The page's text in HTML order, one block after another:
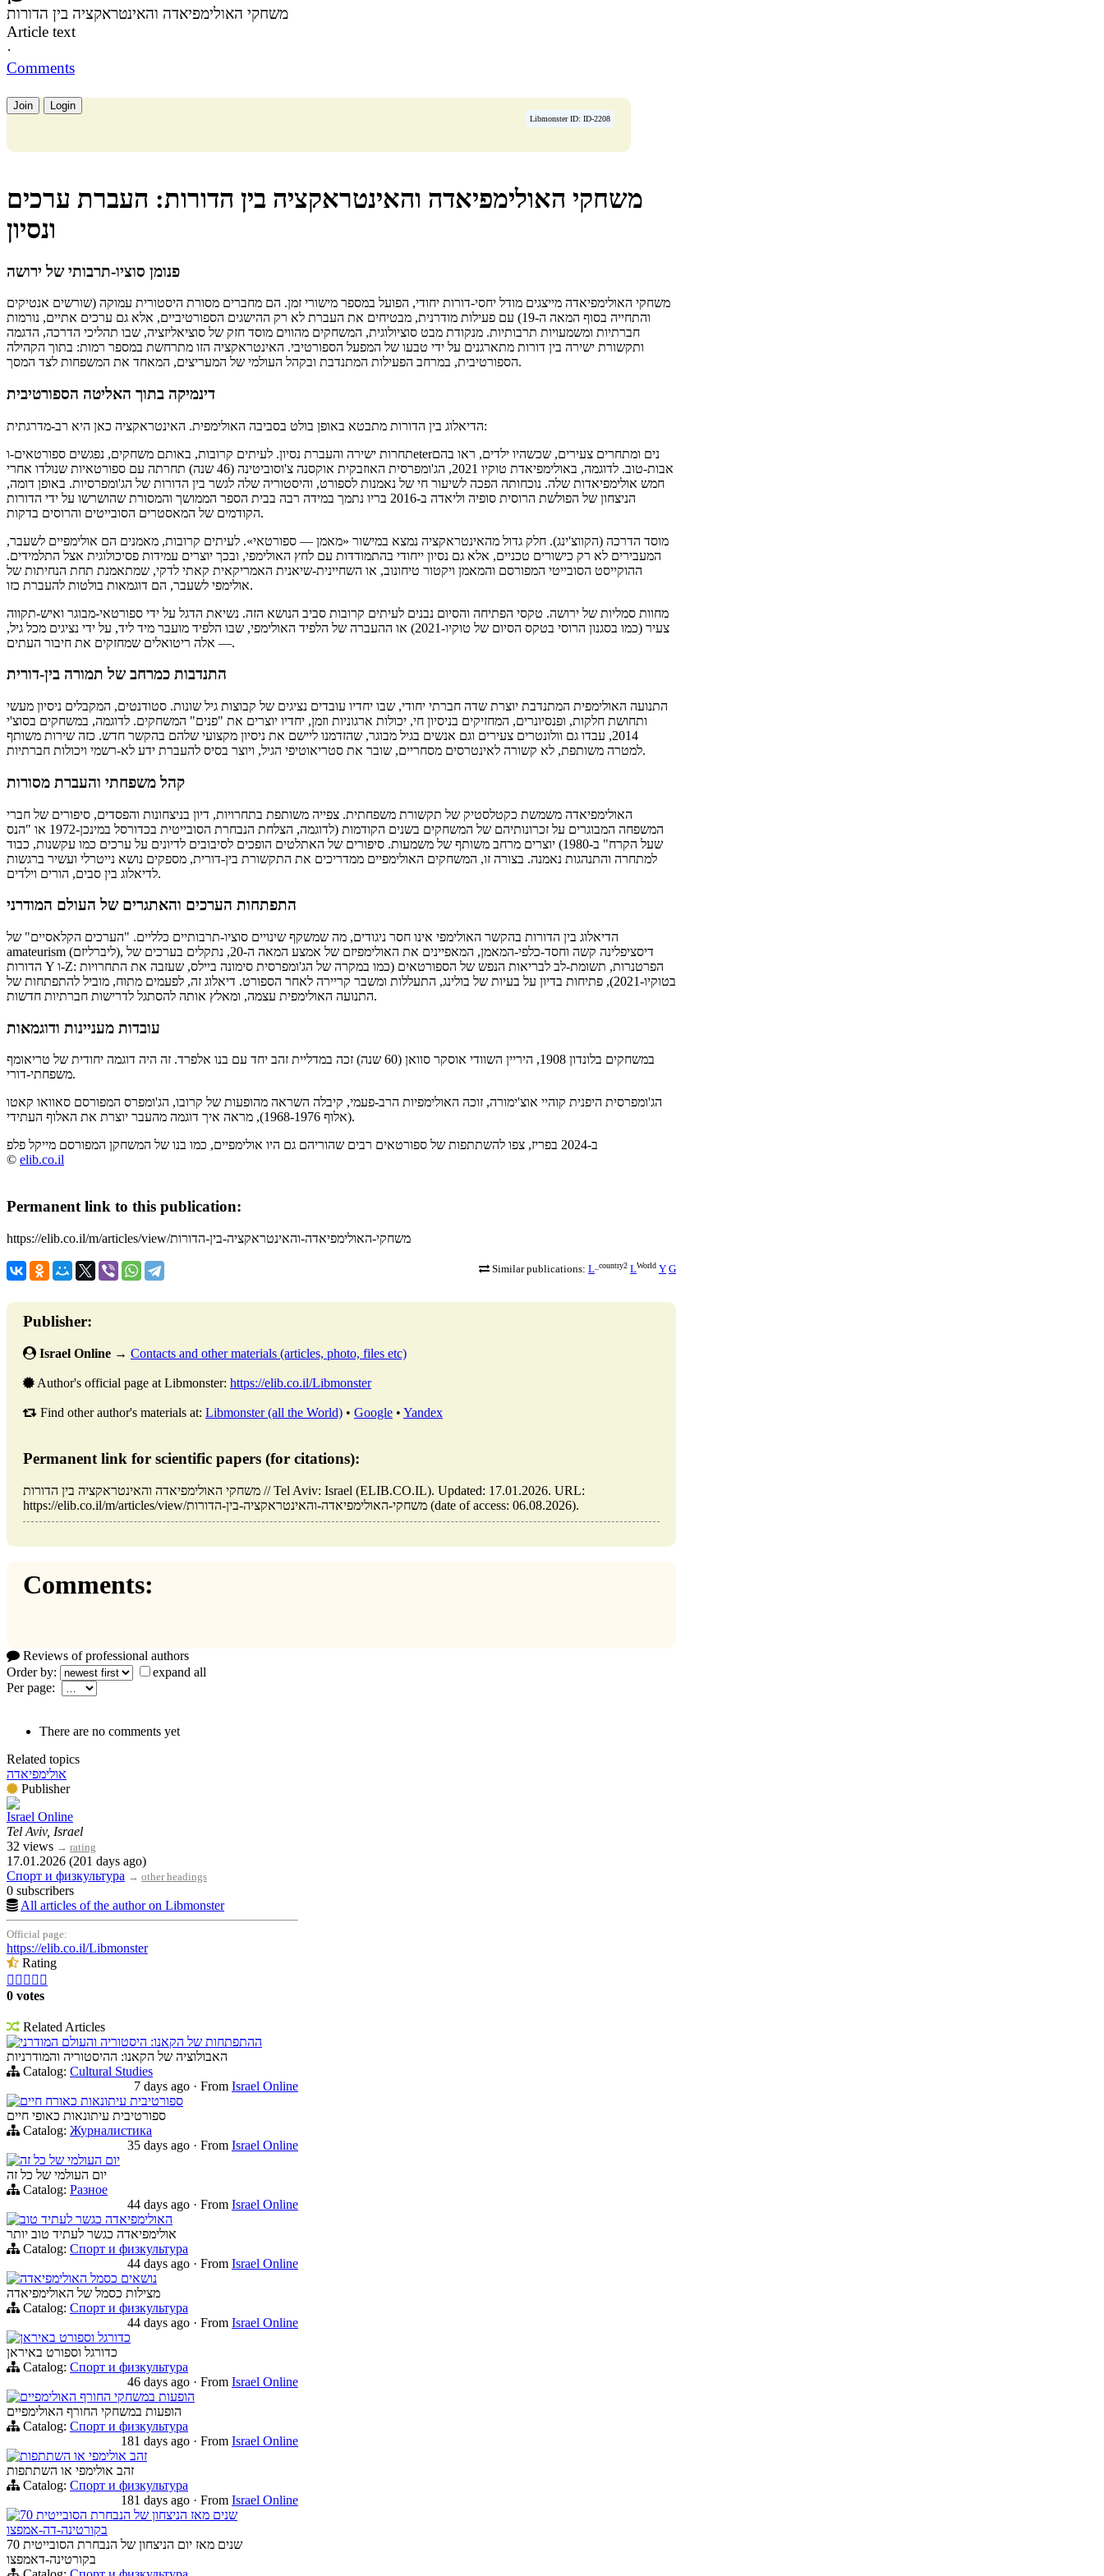
משחקי האולימפיאדה והאינטראקציה בין הדורות
Article text
·
Comments
Join Login
Libmonster ID: ID-2208
משחקי האולימפיאדה והאינטראקציה בין הדורות: העברת ערכים
ונסיון
פנומן סוציו-תרבותי של ירושה
משחקי האולימפיאדה מייצגים מודל יחסי-דורות יחודי, הפועל במספר מישורי זמן. הם מחברים מסורת היסטורית עמוקה (שורשים אנטיקים
והתחייה בסוף המאה ה-19) עם פעילות מודרנית, מבטיחים את העברת לא רק ההישגים הספורטיביים, אלא גם ערכים אתיים, נורמות
חברתיות ומשמעויות תרבותיות. מנקודת מבט סוציולוגית, המשחקים מהווים מוסד חזק של סוציאליזציה, שבו תהליכי הדרכה, הדגמה
ותקשורת ישירה בין דורות מתארגנים על ידי טבעו של המפעל הספורטיבי. האינטראקציה הזו מתרחשת במספר רמות: בתוך הקהילה
הספורטיבית, במרחב הפעילות המתנדבת ובקהל העולמי של המעריצים, המאחד את המשפחות לצד המסך.
דינמיקה בתוך האליטה הספורטיבית
הדיאלוג בין הדורות מתבטא באופן בולט בסביבה האולימפית. האינטראקציה כאן היא רב-מדרגתית:
תחרות ישירה והעברת נסיון. לעיתים קרובות, באותם משחקים, נפגשים ספורטאים-וeterנים ומתחרים צעירים, שכשהיו ילדים, ראו בהם
אבות-טוב. לדוגמה, באולימפיאדת טוקיו 2021, הג'ומפרסית האוזבקית אוקסנה צ'וסוביטינה (46 שנה) תחרתה עם ספורטאיות שנולדו אחרי
חמש אולימפיאדות שלה. נוכחותה הפכה לשיעור חי של נאמנות לספורט, והיסטוריה שלה לגשר בין הדורות של הג'ומפרסיות. באופן דומה,
הניצחון של הפולשת הרוסית סופיה וליאדה ב-2016 בריו נתמך במידה רבה בבית הספר הממושך והמסורת שהושרשו על ידי הדורות
הקודמים של המאסטרים הסובייטים והרוסים בדקות.
מוסד הדרכה (הקווצ'ינג). חלק גדול מהאינטראקציה נמצא במישור «מאמן — ספורטאי». לעיתים קרובות, מאמנים הם אולימפיים לשעבר,
המעבירים לא רק כישורים טכניים, אלא גם נסיון ייחודי בהתמודדות עם לחץ האולימפי, ובכך יוצרים עמידות פסיכולוגית אצל התלמידים.
ההוקייסט הסובייטי המפורסם והמאמן ויקטור טיחונוב, או השחיינית-שיאנית האמריקאית קאתי לדקי, שמתאמנת תחת הנחיתות של
אולימפי לשעבר, הם דוגמאות בולטות להעברת כזו.
מחוות סמליות של ירושה. טקסי הפתיחה והסיום נבנים לעיתים קרובות סביב הנושא הזה. נשיאת הדגל על ידי ספורטאי-מבוגר ואיש-תקווה
צעיר (כמו בסגנון הרוסי בטקס הסיום של טוקיו-2021) או ההעברה של הלפיד האולימפי, שבו הלפיד מועבר מיד ליד, על ידי נציגים מכל גיל,
— אלה ריטואלים שמחזקים את חיבור העתים.
התנדבות כמרחב של תמורה בין-דורית
התנועה האולימפית המתנדבת יוצרת שדה חברתי יחודי, שבו יחדיו עובדים נציגים של קבוצות גיל שונות. סטודנטים, המקבלים ניסיון מעשי
ותחושת חלקות, ופנסיונרים, המחזיקים בניסיון חי, יכולות ארגוניות וזמן, יחדיו יוצרים את "פנים" המשחקים. לדוגמה, במשחקים בסוצ'י
2014, עבדו גם וולונטרים צעירים וגם אנשים בגיל מבוגר, שהזדמנו ליישם את ניסיון מקצועי שלהם בהקשר חדש. כזה שירות משותף
למטרה משותפת, לא קשורה לאינטרסים מסחריים, שובר את סטריאוטיפי הגיל, ויוצר בסיס להעברת ידע לא-רשמי ויכולות חברתיות.
קהל משפחתי והעברת מסורות
האולימפיאדה משמשת כקטלסטיק של תקשורת משפחתית. צפייה משותפת בתחרויות, דיון בניצחונות והפסדים, סיפורים של חברי
המשפחה המבוגרים על זכרונותיהם של המשחקים בשנים הקודמות (לדוגמה, הצלחת הנבחרת הסובייטית בכדורסל במינכן-1972 או "הנס
שעל הקרח" ב-1980) יוצרים מרחב משותף של משמעות. סיפורים של האתלטים הופכים לסיבובים לדיונים על ערכים כמו עקשנות, כבוד
למתחרה והתנהגות נאמנה. בצורה זו, המשחקים האולימפיים ממדריכים את התקשורת בין-דורית, מספקים נושא נייטרלי ועשיר ברגשות
לדיאלוג בין סבים, הורים וילדים.
התפתחות הערכים והאתגרים של העולם המודרני
הדיאלוג בין הדורות בהקשר האולימפי אינו חסר ניגודים, מה שמשקף שינויים סוציו-תרבותיים כלליים. "הערכים הקלאסיים" של
amateurism (ליברליזם), דיסציפלינה קשה וחסד-כלפי-המאמן, המאפיינים את האולימפיזם של אמצע המאה ה-20, נתקלים בערכים של
הדורות Y ו-Z: הפרטנרות, תשומת-לב לבריאות הנפש של הספורטאים (כמו במקרה של הג'ומפרסית סימונה ביילס, שעזבה את התחרויות
בטוקיו-2021), פתיחות בדיון על בעיות של בולינג, התעללות ומשבר קריירה לאחר הספורט. דיאלוג זה, לפעמים מתוח, מוביל להתפתחות של
התנועה האולימפית עצמה, ומאלץ אותה להסתגל לדרישות חברתיות חדשות.
עובדות מעניינות ודוגמאות
במשחקים בלונדון 1908, היריין השוודי אוסקר סוואן (60 שנה) זכה במדליית זהב יחד עם בנו אלפרד. זה היה דוגמה יחודית של טריאומף
משפחתי-דורי.
הג'ומפרסית היפנית קוהיי אוצ'ימורה, זוכה האולימפיות הרב-פעמי, קיבלה השראה מהופעות של קרובו, הג'ומפרס המפורסם סאוואו קאטו
(אלוף 1968-1976), מראה איך דוגמה מהעבר יוצרת את האלוף העתידי.
ב-2024 בפריז, צפו להשתתפות של ספורטאים רבים שהוריהם גם היו אולימפיים, כמו בנו של המשחקן המפורסם מייקל פלפ
© elib.co.il
Permanent link to this publication:
https://elib.co.il/m/articles/view/משחקי-האולימפיאדה-והאינטראקציה-בין-הדורות
Similar publications: L _country2 LWorld Y G
Publisher:
Israel Online → Contacts and other materials (articles, photo, files etc)
Author's official page at Libmonster: https://elib.co.il/Libmonster
Find other author's materials at: Libmonster (all the World) • Google • Yandex
Permanent link for scientific papers (for citations):
משחקי האולימפיאדה והאינטראקציה בין הדורות // Tel Aviv: Israel (ELIB.CO.IL). Updated: 17.01.2026. URL:
https://elib.co.il/m/articles/view/משחקי-האולימפיאדה-והאינטראקציה-בין-הדורות (date of access: 06.08.2026).
Comments:
Reviews of professional authors
Order by:
expand all
Per page:
There are no comments yet
Related topics
אולימפיאדה
Publisher
Israel Online
Tel Aviv, Israel
32 views → rating
17.01.2026 (201 days ago)
Спорт и физкультура → other headings
0 subscribers
All articles of the author on Libmonster
Official page:
https://elib.co.il/Libmonster
Rating
    
0 votes
Related Articles
ההתפתחות של הקאנו: היסטוריה והעולם המודרני
האבולוציה של הקאנו: ההיסטוריה והמודרניות
Catalog: Cultural Studies
7 days ago · From Israel Online
ספורטיבית עיתונאות כאורח חיים
ספורטיבית עיתונאות כאופי חיים
Catalog: Журналистика
35 days ago · From Israel Online
יום העולמי של כל זה
יום העולמי של כל זה
Catalog: Разное
44 days ago · From Israel Online
האולימפיאדה כגשר לעתיד טוב
אולימפיאדה כגשר לעתיד טוב יותר
Catalog: Спорт и физкультура
44 days ago · From Israel Online
נושאים כסמל האולימפיאדה
מצילות כסמל של האולימפיאדה
Catalog: Спорт и физкультура
44 days ago · From Israel Online
כדורגל וספורט באיראן
כדורגל וספורט באיראן
Catalog: Спорт и физкультура
46 days ago · From Israel Online
הופעות במשחקי החורף האולימפיים
הופעות במשחקי החורף האולימפיים
Catalog: Спорт и физкультура
181 days ago · From Israel Online
זהב אולימפי או השתתפות
זהב אולימפי או השתתפות
Catalog: Спорт и физкультура
181 days ago · From Israel Online
70 שנים מאז הניצחון של הנבחרת הסובייטית
בקורטינה-דה-אמפצו
70 שנים מאז יום הניצחון של הנבחרת הסובייטית
בקורטינה-דאמפצו